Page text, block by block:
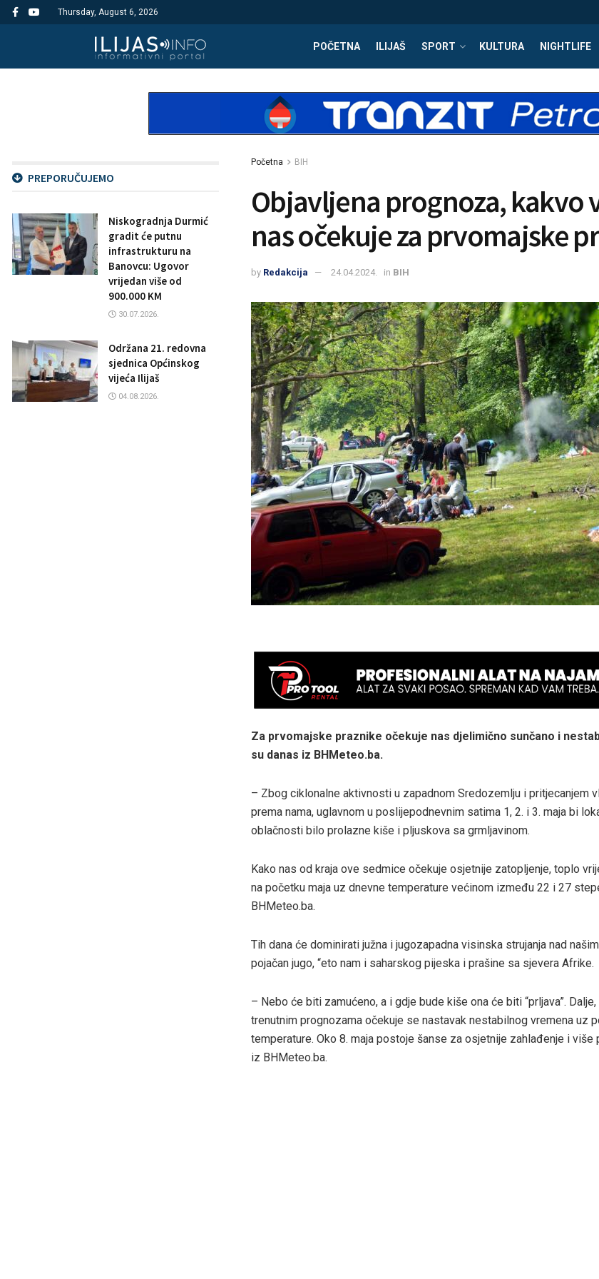
Thursday, August 6, 2026
POČETNA ILIJAŠ SPORT KULTURA NIGHTLIFE
Početna BIH
Objavljena prognoza, kakvo
nas očekuje za prvomajske
by Redakcija 24.04.2024. in BIH
Za prvomajske praznike očekuje nas djelimično sunčano i
su danas iz BHMeteo.ba.
– Zbog ciklonalne aktivnosti u zapadnom Sredozemlju i pritjecanjem
prema nama, uglavnom u poslijepodnevnim satima 1, 2. i 3. maja bi
oblačnosti bilo prolazne kiše i pljuskova sa grmljavinom.
Kako nas od kraja ove sedmice očekuje osjetnije zatopljenje, toplo
na početku maja uz dnevne temperature većinom između 22 i 27
BHMeteo.ba.
Tih dana će dominirati južna i jugozapadna visinska strujanja nad
pojačan jugo, “eto nam i saharskog pijeska i prašine sa sjevera Afrike.
– Nebo će biti zamućeno, a i gdje bude kiše ona će biti “prljava”.
trenutnim prognozama očekuje se nastavak nestabilnog vremena uz
temperature. Oko 8. maja postoje šanse za osjetnije zahlađenje i više
iz BHMeteo.ba.
PREPORUČUJEMO
Niskogradnja Durmić
gradit će putnu
infrastrukturu na
Banovcu: Ugovor
vrijedan više od
900.000 KM
30.07.2026.
Održana 21. redovna
sjednica Općinskog
vijeća Ilijaš
04.08.2026.